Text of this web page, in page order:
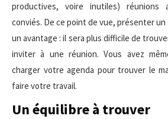
productives, voire inutiles) réunions
conviés. De ce point de vue, présenter
un avantage : il sera plus difficile de
inviter à une réunion. Vous avez
charger votre agenda pour trouver le
faire votre travail.
Un équilibre à trouver